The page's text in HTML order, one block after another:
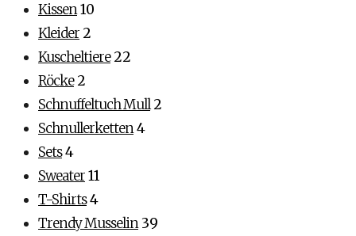
Kissen10
Kleider 2
Kuscheltiere 22
Röcke 2
Schnuffeltuch Mull 2
Schnullerketten4
Sets4
Sweater11
T-Shirts4
Trendy Musselin39